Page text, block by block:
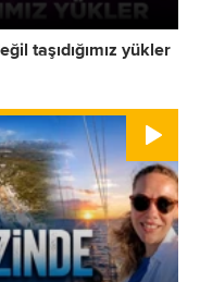
taşıdığımız yükler